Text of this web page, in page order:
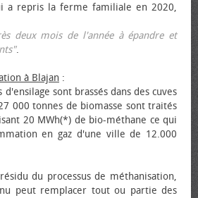
a repris la ferme familiale en 2020,
deux mois de l'année à épandre et
.
à Blajan :
sont brassés dans des cuves
000 tonnes de biomasse sont traités
20 MWh(*) de bio-méthane ce qui
en gaz d'une ville de 12.000
du processus de méthanisation,
peut remplacer tout ou partie des